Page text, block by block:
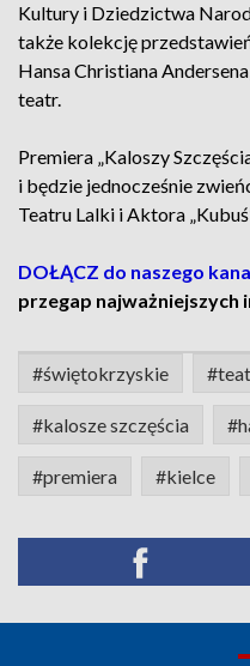
Kultury i Dziedzictwa
także kolekcję
Hansa Christiana
teatr.
Premiera „Kaloszy
i będzie jednocześnie
Teatru Lalki i Aktora
DOŁĄCZ do naszego
przegap najważniejszych
#świętokrzyskie
#kalosze szczęścia
#premiera #kielce